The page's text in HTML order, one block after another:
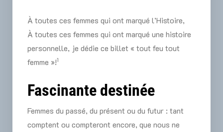
À toutes ces femmes qui ont marqué l’Histoire,
À toutes ces femmes qui ont marqué une histoire
personnelle, je dédie ce billet « tout feu tout
femme »!1
Fascinante destinée
Femmes du passé, du présent ou du futur : tant
comptent ou compteront encore, que nous ne